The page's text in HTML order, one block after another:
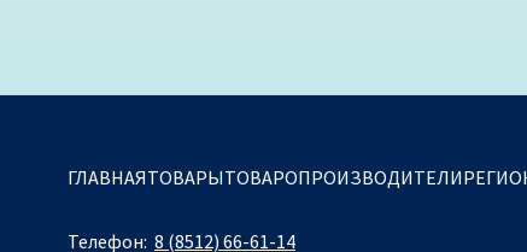
ГЛАВНАЯТОВАРЫТОВАРОПРОИЗВОДИТЕЛИ
Телефон: 8 (8512) 66-61-14